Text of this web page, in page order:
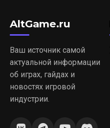
AltGame.ru
Ваш источник самой
актуальной информации
об играх, гайдах и
новостях игровой
индустрии.